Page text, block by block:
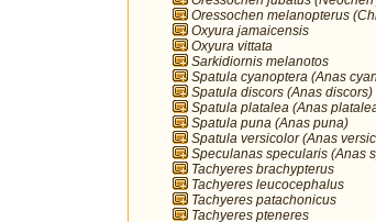
Oressochen melanopterus
Oxyura jamaicensis
Oxyura vittata
Sarkidiornis melanotos
Spatula cyanoptera (Anas
Spatula discors (Anas discors)
Spatula platalea (Anas
Spatula puna (Anas puna)
Spatula versicolor (Anas
Speculanas specularis (Anas
Tachyeres brachypterus
Tachyeres leucocephalus
Tachyeres patachonicus
Tachyeres pteneres